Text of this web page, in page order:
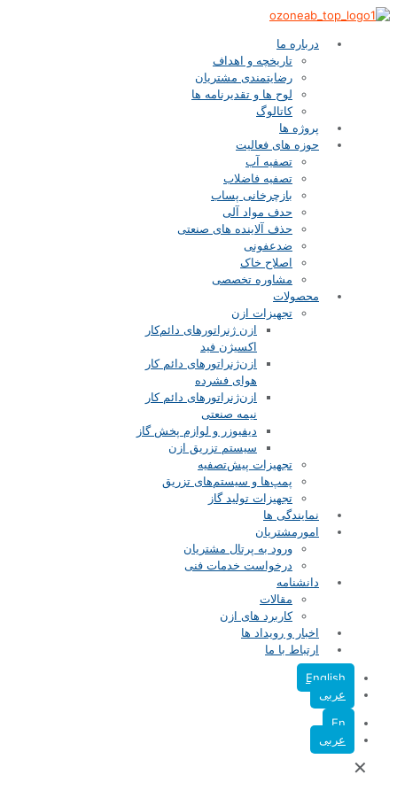
درباره ما
تاریخچه و اهداف
رضایتمندی مشتریان
لوح ها و تقدیرنامه ها
کاتالوگ
پروژه ها
حوزه های فعالیت
تصفیه آب
تصفیه فاضلاب
بازچرخانی پساب
حدف مواد آلی
حذف آلاینده های صنعتی
ضدعفونی
اصلاح خاک
مشاوره تخصصی
محصولات
تجهیزات ازن
ازن‌ ژنراتورهای دائم‌کار
اکسیژن فید
ازن‌ژنراتورهای دائم کار
هوای فشرده
ازن‌ژنراتورهای دائم کار
نیمه صنعتی
دیفیوزر و لوازم پخش گاز
سیستم تزریق ازن
تجهیزات پیش‌تصفیه
پمپ‌ها و سیستم‌های تزریق
تجهیزات تولید گاز
نمایندگی ها
امورمشتریان
ورود به پرتال مشتریان
درخواست خدمات فنی
دانشنامه
مقالات
کاربرد های ازن
اخبار و رویداد ها
ارتباط با ما
English
عربی
En
عربی
✕